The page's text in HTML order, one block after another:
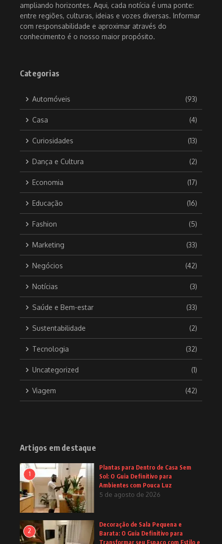
ampliando horizontes. Aqui, cada notícia é uma ponte:
entre regiões, culturas, ideias e vozes diversas. Informar
com responsabilidade e aproximar através do
conhecimento é o nosso maior propósito.
Categorias
Automóveis (93)
Casa (4)
Curiosidades (13)
Dança e Cultura (2)
Economia (17)
Educação (16)
Fashion (5)
Marketing (33)
Negócios (42)
Notícias (3)
Saúde e Bem-estar (33)
Sustentabilidade (2)
Tecnologia (32)
Uncategorized (1)
Viagem (42)
Artigos em destaque
1
Plantas para Dentro de Casa Sem
Sol: O Guia Definitivo para
Ambientes com Pouca Luz
5 de agosto de 2026
2
Decoração de Sala Pequena e
Barata: O Guia Definitivo para
Transformar seu Espaço com Estilo e